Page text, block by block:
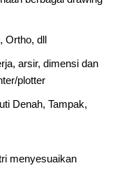
Ortho, dll
arsir, dimensi dan
plotter
Denah, Tampak,
menyesuaikan